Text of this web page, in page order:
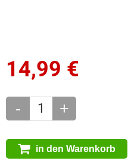
14,99 €
- +
in den Warenkorb